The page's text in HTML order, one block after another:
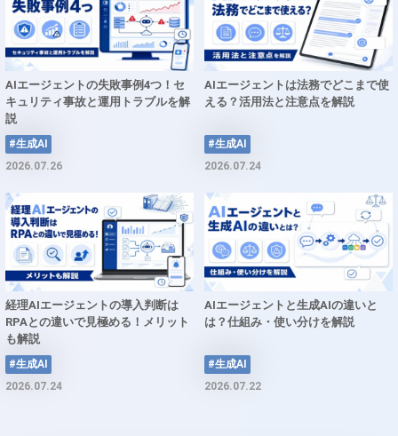
AIエージェントの失敗事例4つ！セ
キュリティ事故と運用トラブルを解
説
#生成AI
2026.07.26
AIエージェントは法務でどこまで使
える？活用法と注意点を解説
#生成AI
2026.07.24
経理AIエージェントの導入判断は
RPAとの違いで見極める！メリット
も解説
#生成AI
2026.07.24
AIエージェントと生成AIの違いと
は？仕組み・使い分けを解説
#生成AI
2026.07.22